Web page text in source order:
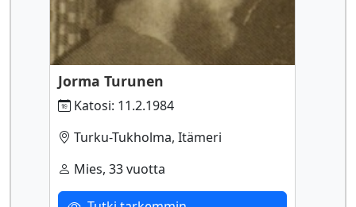
Jorma Turunen
Katosi: 11.2.1984
Turku-Tukholma, Itämeri
Mies, 33 vuotta